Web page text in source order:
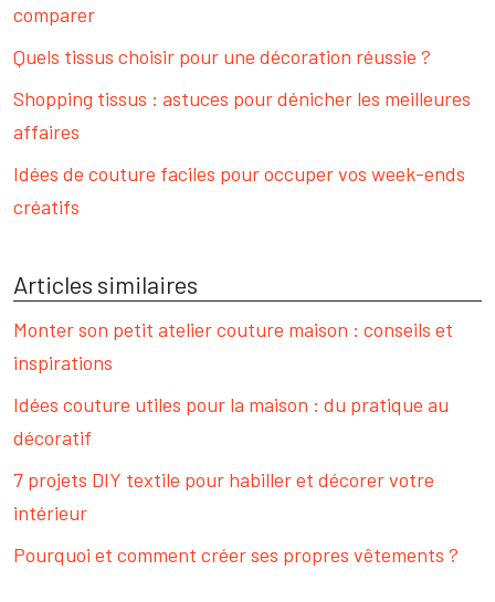
comparer
Quels tissus choisir pour une décoration réussie ?
Shopping tissus : astuces pour dénicher les meilleures
affaires
Idées de couture faciles pour occuper vos week-ends
créatifs
Articles similaires
Monter son petit atelier couture maison : conseils et
inspirations
Idées couture utiles pour la maison : du pratique au
décoratif
7 projets DIY textile pour habiller et décorer votre
intérieur
Pourquoi et comment créer ses propres vêtements ?